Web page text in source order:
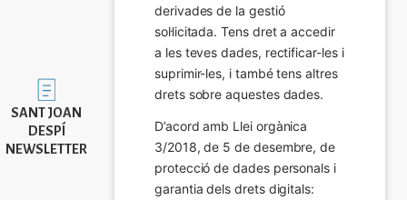
Imatge
SANT JOAN
DESPÍ
NEWSLETTER
derivades de la gestió
sol·licitada. Tens dret a accedir
a les teves dades, rectificar-les i
suprimir-les, i també tens altres
drets sobre aquestes dades.
D’acord amb Llei orgànica
3/2018, de 5 de desembre, de
protecció de dades personals i
garantia dels drets digitals: